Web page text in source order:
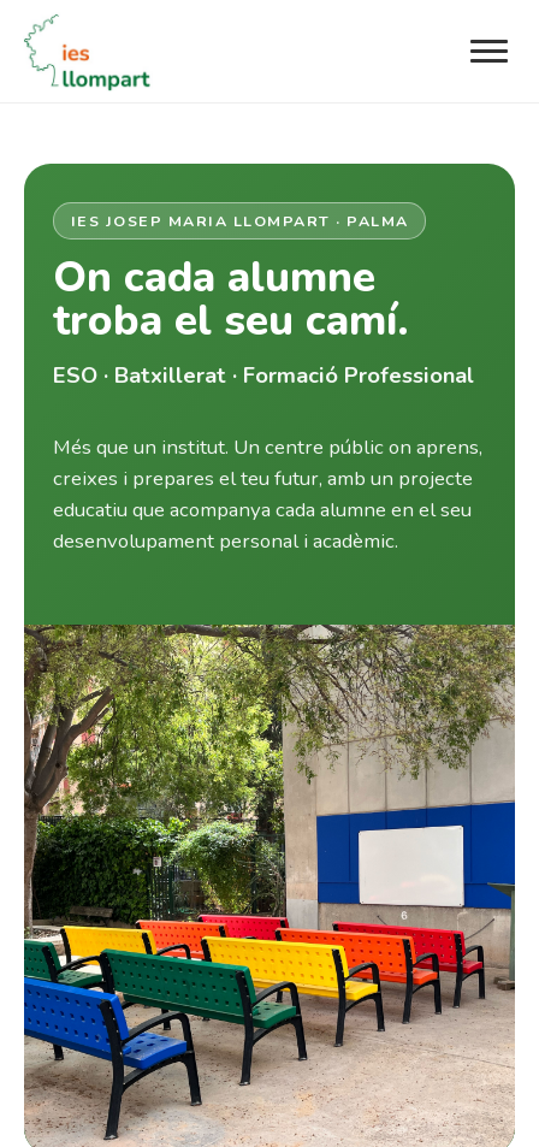
IES JOSEP MARIA LLOMPART · PALMA
On cada alumne
troba el seu camí.
ESO · Batxillerat · Formació Professional
Més que un institut. Un centre públic on aprens,
creixes i prepares el teu futur, amb un projecte
educatiu que acompanya cada alumne en el seu
desenvolupament personal i acadèmic.